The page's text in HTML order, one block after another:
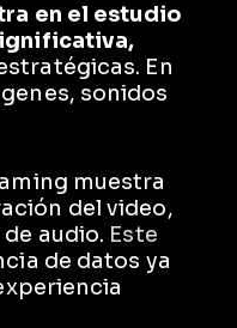
en el estudio
En
sonidos
muestra
del video,
audio. Este
de datos ya